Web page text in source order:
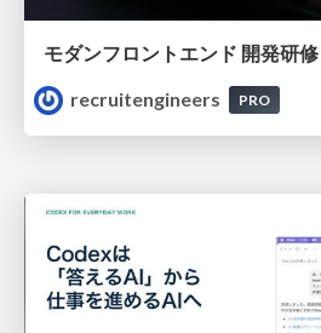
モダンフロントエンド 開発研修
recruitengineers
PRO